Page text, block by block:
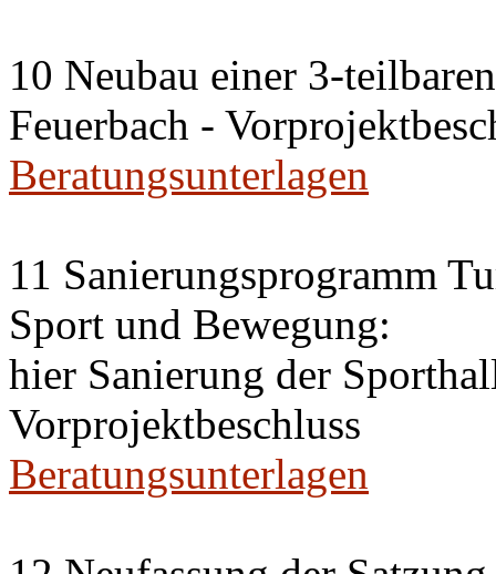
10 Neubau einer 3-
Feuerbach -
Beratungsunterlagen
11 Sanierungsprogramm
Sport und Bewegung:
hier Sanierung der
Vorprojektbeschluss
Beratungsunterlagen